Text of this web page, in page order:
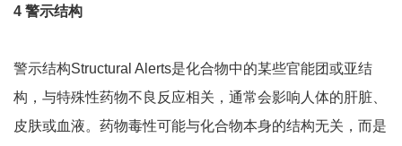
4 警示结构
警示结构Structural Alerts是化合物中的某些官能团或亚结
构，与特殊性药物不良反应相关，通常会影响人体的肝脏、
皮肤或血液。药物毒性可能与化合物本身的结构无关，而是